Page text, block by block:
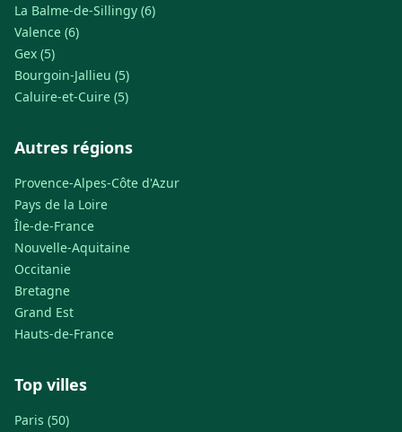
La Balme-de-Sillingy (6)
Valence (6)
Gex (5)
Bourgoin-Jallieu (5)
Caluire-et-Cuire (5)
Autres régions
Provence-Alpes-Côte d'Azur
Pays de la Loire
Île-de-France
Nouvelle-Aquitaine
Occitanie
Bretagne
Grand Est
Hauts-de-France
Top villes
Paris (50)